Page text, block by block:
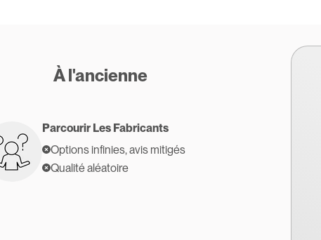
À l'ancienne
Parcourir Les Fabricants
Options infinies, avis mitigés
Qualité aléatoire